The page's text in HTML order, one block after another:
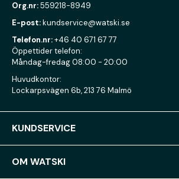
Org.nr:559218-8949
E-post:kundservice@watski.se
Telefon.nr:+46 40 671 67 77
Öppettider telefon:
Måndag-fredag 08:00 - 20:00
Huvudkontor:
Lockarpsvägen 6b, 213 76 Malmö
KUNDSERVICE
OM WATSKI